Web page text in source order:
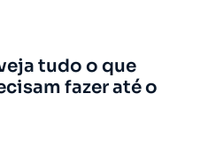
tudo o que
fazer até o